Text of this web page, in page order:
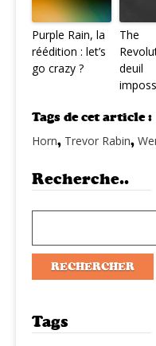
Purple Rain, la
réédition : let’s
go crazy ?
The
deuil
Tags de cet article :
Horn, Trevor Rabin,
Recherche..
Tags